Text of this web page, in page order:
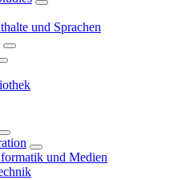
und Sprachen
und Medien